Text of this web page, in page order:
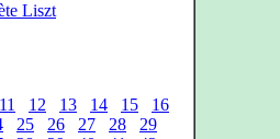
Liszt
11 12 13 14 15
16
25 26 27 28
29